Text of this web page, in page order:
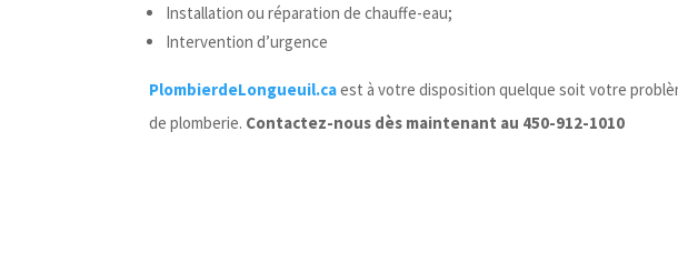
Installation ou réparation de chauffe-eau;
Intervention d’urgence
PlombierdeLongueuil.caest à votre disposition quelque soit votre
de plomberie. Contactez-nous dès maintenant au 450-912-1010